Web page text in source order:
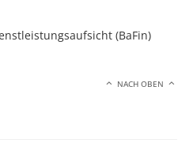
(BaFin)
NACH OBEN